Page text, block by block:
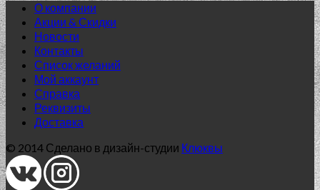
Нет в наличии
60*120
О компании
Акции & Скидки
Новости
Контакты
Список желаний
Мой аккаунт
Справка
Реквизиты
Доставка
© 2014 Сделано в дизайн-студии Клюквы